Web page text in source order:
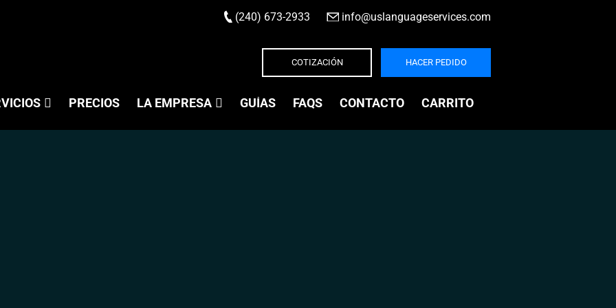
(240) 673-2933 info@uslanguageservices.com
COTIZACIÓN HACER PEDIDO
PRECIOS LA EMPRESA GUÍAS FAQS CONTACTO CARRITO